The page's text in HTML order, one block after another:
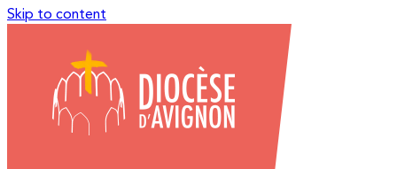
Skip to content